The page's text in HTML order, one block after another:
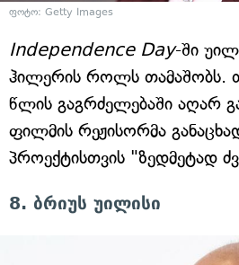
ფოტო: Getty Images
Independence Day-ში უილ
ჰილერის როლს თამაშობს.
წლის გაგრძელებაში აღარ
ფილმის რეჟისორმა
პროექტისთვის "ზედმეტად
8. ბრიუს უილისი